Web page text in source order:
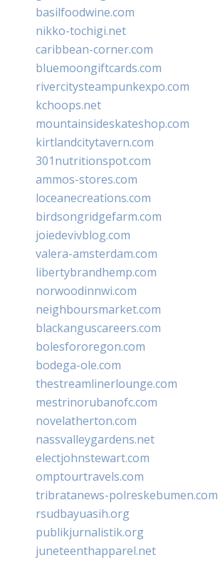
basilfoodwine.com
nikko-tochigi.net
caribbean-corner.com
bluemoongiftcards.com
rivercitysteampunkexpo.com
kchoops.net
mountainsideskateshop.com
kirtlandcitytavern.com
301nutritionspot.com
ammos-stores.com
loceanecreations.com
birdsongridgefarm.com
joiedevivblog.com
valera-amsterdam.com
libertybrandhemp.com
norwoodinnwi.com
neighboursmarket.com
blackanguscareers.com
bolesfororegon.com
bodega-ole.com
thestreamlinerlounge.com
mestrinorubanofc.com
novelatherton.com
nassvalleygardens.net
electjohnstewart.com
omptourtravels.com
tribratanews-polreskebumen.com
rsudbayuasih.org
publikjurnalistik.org
juneteenthapparel.net